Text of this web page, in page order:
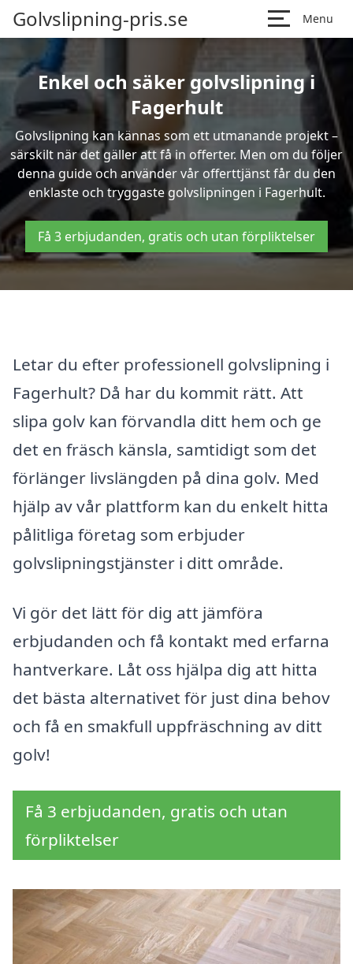
Golvslipning-pris.se Menu
Enkel och säker golvslipning i
Fagerhult
Golvslipning kan kännas som ett utmanande projekt –
särskilt när det gäller att få in offerter. Men om du följer
denna guide och använder vår offerttjänst får du den
enklaste och tryggaste golvslipningen i Fagerhult.
Få 3 erbjudanden, gratis och utan förpliktelser
Letar du efter professionell golvslipning i
Fagerhult? Då har du kommit rätt. Att
slipa golv kan förvandla ditt hem och ge
det en fräsch känsla, samtidigt som det
förlänger livslängden på dina golv. Med
hjälp av vår plattform kan du enkelt hitta
pålitliga företag som erbjuder
golvslipningstjänster i ditt område.
Vi gör det lätt för dig att jämföra
erbjudanden och få kontakt med erfarna
hantverkare. Låt oss hjälpa dig att hitta
det bästa alternativet för just dina behov
och få en smakfull uppfräschning av ditt
golv!
Få 3 erbjudanden, gratis och utan
förpliktelser